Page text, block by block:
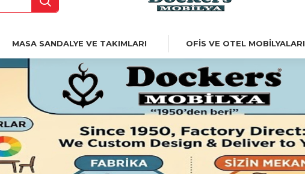
MASA SANDALYE VE TAKIMLARI OFIS VE OTEL MOBILYALARI